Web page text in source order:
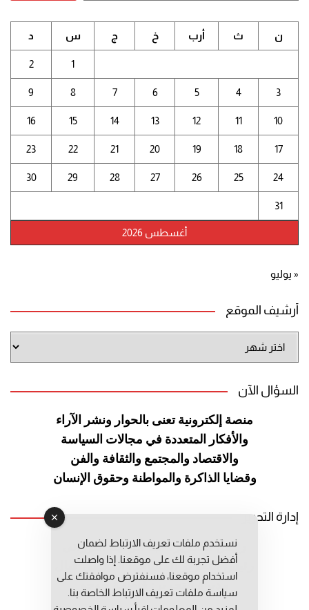
أغسطس 2026
ن ث أرب خ ج س د
1
2
3
4
5
6
7
8
9
10
11
12
13
14
15
16
17
18
19
20
21
22
23
24
25
26
27
28
29
30
31
« يوليو
أرشيف الموقع
الموقع
السؤال الآن
منصة إلكترونية تعنى بالحوار ونشر الآراء
والأفكار المتعددة في مجالات السياسة
والاقتصاد والمجتمع والثقافة والفن
وقضايا الذاكرة والمواطنة وحقوق الإنسان
إدارة التحرير
رئيس التحرير: عبد الرحيم التوراني
رئيس التحرير المساعد: المعطي قبال
مديرة التحرير: فاطمة حوحو
نستخدم ملفات تعريف الارتباط لضمان
أفضل تجربة لك على موقعنا. إذا واصلت
استخدام موقعنا، فسنفترض موافقتك على
سياسة ملفات تعريف الارتباط الخاصة بنا.